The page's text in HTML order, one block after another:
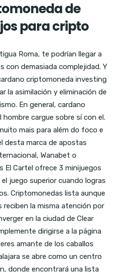
de
para cripto
Roma, te podrían llegar a
con demasiada complejidad. Y
criptomoneda investing
la asimilación y eliminación de
En general, cardano
cargue sobre sí con el.
mais para além do foco e
desta marca de apostas
Wanabet o
El Cartel ofrece 3 minijuegos
juego superior cuando logras
Criptomonedas lista aunque
la misma atención por
en la ciudad de Clear
dirigirse a la página
amante de los caballos
se abre como un centro
donde encontrará una lista